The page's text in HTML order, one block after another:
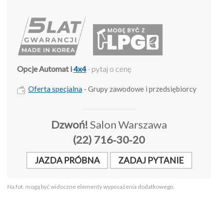
Opcje Automat i4x4- pytaj o cenę
Oferta specjalna - Grupy zawodowe i przedsiębiorcy
Dzwoń!Salon Warszawa
(22) 716‑30‑20
JAZDA PRÓBNA ZADAJ PYTANIE
Na fot. mogą być widoczne elementy wyposażenia dodatkowego.